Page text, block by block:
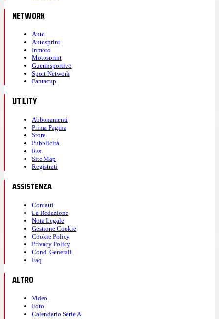
NETWORK
Auto
Autosprint
Inmoto
Motosprint
Guerinsportivo
Sport Network
Fantacup
UTILITY
Abbonamenti
Prima Pagina
Store
Pubblicità
Rss
Site Map
Registrati
ASSISTENZA
Contatti
La Redazione
Nota Legale
Gestione Cookie
Cookie Policy
Privacy Policy
Cond. Generali
Faq
ALTRO
Video
Foto
Calendario Serie A